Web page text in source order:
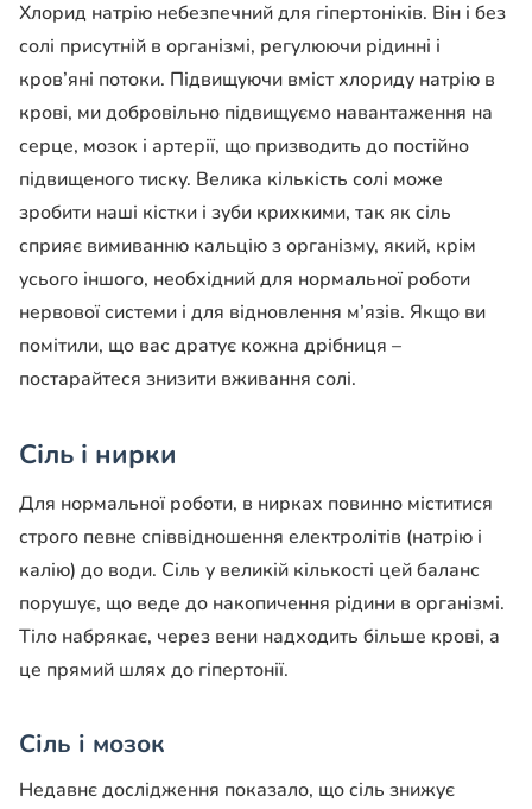
Хлорид натрію небезпечний для гіпертоніків. Він і без
солі присутній в організмі, регулюючи рідинні і
кров’яні потоки. Підвищуючи вміст хлориду натрію в
крові, ми добровільно підвищуємо навантаження на
серце, мозок і артерії, що призводить до постійно
підвищеного тиску. Велика кількість солі може
зробити наші кістки і зуби крихкими, так як сіль
сприяє вимиванню кальцію з організму, який, крім
усього іншого, необхідний для нормальної роботи
нервової системи і для відновлення м’язів. Якщо ви
помітили, що вас дратує кожна дрібниця –
постарайтеся знизити вживання солі.
Сіль і нирки
Для нормальної роботи, в нирках повинно міститися
строго певне співвідношення електролітів (натрію і
калію) до води. Сіль у великій кількості цей баланс
порушує, що веде до накопичення рідини в організмі.
Тіло набрякає, через вени надходить більше крові, а
це прямий шлях до гіпертонії.
Сіль і мозок
Недавнє дослідження показало, що сіль знижує